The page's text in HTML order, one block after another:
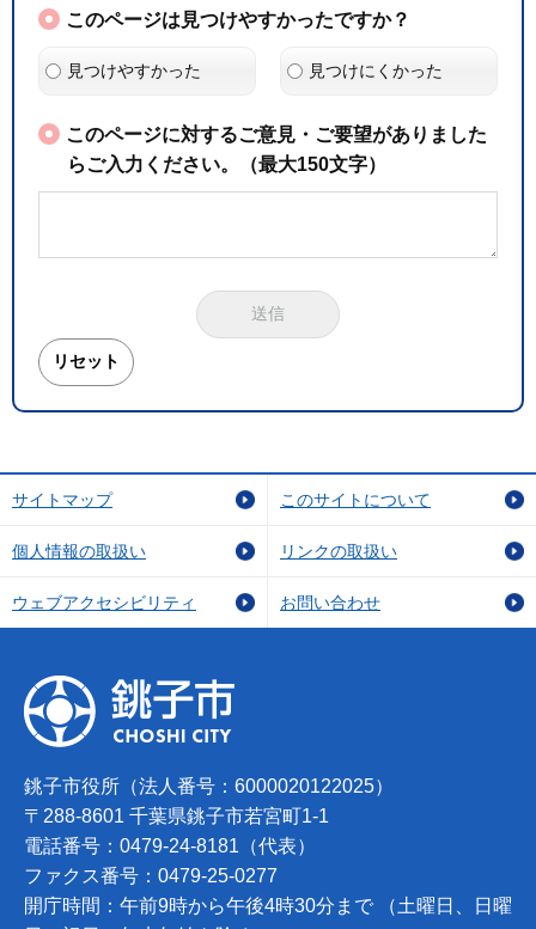
このページは見つけやすかったですか？
見つけやすかった 見つけにくかった
このページに対するご意見・ご要望がありました
らご入力ください。（最大150文字）
サイトマップ このサイトについて
個人情報の取扱い リンクの取扱い
ウェブアクセシビリティ お問い合わせ
銚子市役所（法人番号：6000020122025）
〒288-8601 千葉県銚子市若宮町1-1
電話番号：0479-24-8181（代表）
ファクス番号：0479-25-0277
開庁時間：午前9時から午後4時30分まで （土曜日、日曜